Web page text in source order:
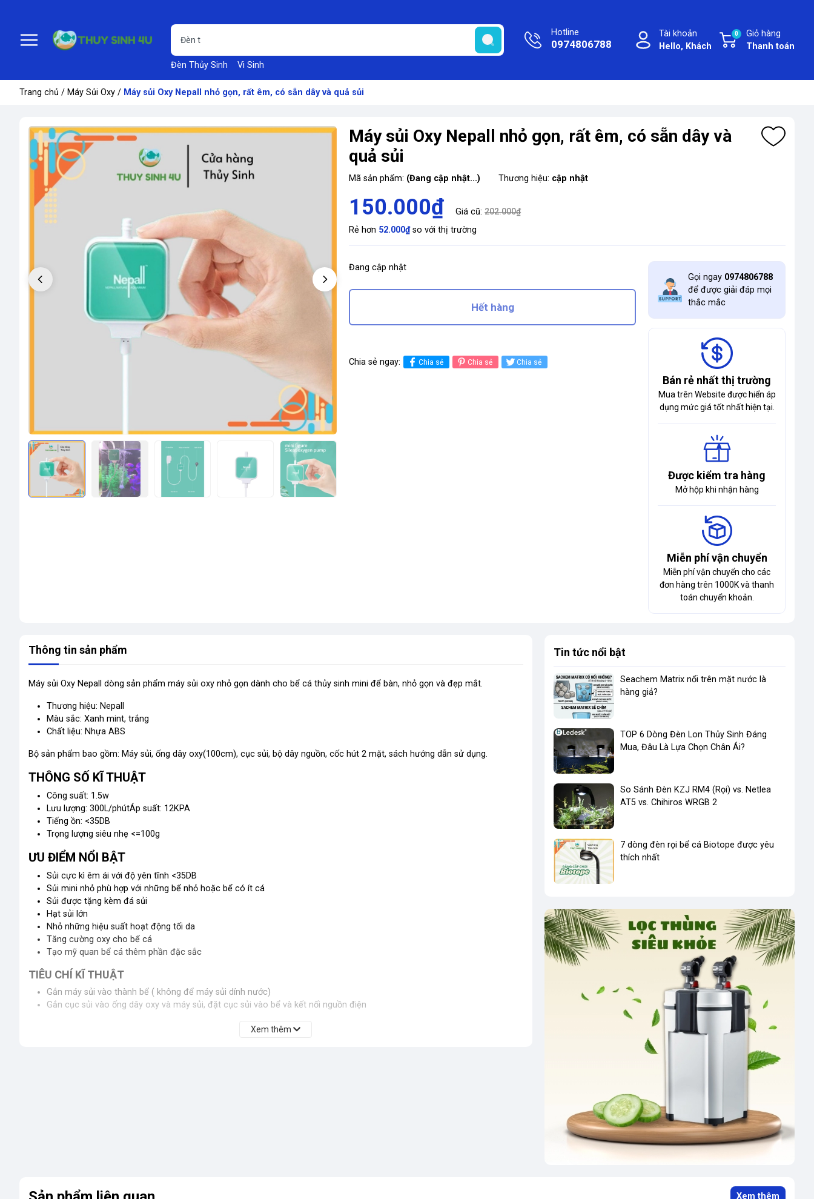
Đèn Thủy Sinh Vi Sinh
Hotline
0974806788
Tài khoản
Hello, Khách
Giỏ hàng
Thanh toán
0
Trang chủ / Máy Sủi Oxy / Máy sủi Oxy Nepall nhỏ gọn, rất êm, có sẵn dây và quả sủi
Máy sủi Oxy Nepall nhỏ gọn, rất êm, có sẵn dây và
quả sủi
Mã sản phẩm: (Đang cập nhật...) Thương hiệu: cập nhật
150.000₫ Giá cũ:202.000₫
Rẻ hơn 52.000₫so với thị trường
Đang cập nhật
Hết hàng
Chia sẻ ngay: Chia sẻ Chia sẻ Chia sẻ
Gọi ngay 0974806788
để được giải đáp mọi
thắc mắc
Bán rẻ nhất thị trường
Mua trên Website được hiển áp
dụng mức giá tốt nhất hiện tại.
Được kiểm tra hàng
Mở hộp khi nhận hàng
Miễn phí vận chuyển
Miễn phí vận chuyển cho các
đơn hàng trên 1000K và thanh
toán chuyển khoản.
Thông tin sản phẩm
Máy sủi Oxy Nepall dòng sản phẩm máy sủi oxy nhỏ gọn dành cho bể cá thủy sinh mini để bàn, nhỏ gọn và đẹp mắt.
Thương hiệu: Nepall
Màu sắc: Xanh mint, trắng
Chất liệu: Nhựa ABS
Bộ sản phẩm bao gồm: Máy sủi, ống dây oxy(100cm), cục sủi, bộ dây nguồn, cốc hút 2 mặt, sách hướng dẫn sử dụng.
THÔNG SỐ KĨ THUẬT
Công suất: 1.5w
Lưu lượng: 300L/phútÁp suất: 12KPA
Tiếng ồn: <35DB
Trọng lượng siêu nhẹ <=100g
ƯU ĐIỂM NỔI BẬT
Sủi cực kì êm ái với độ yên tĩnh <35DB
Sủi mini nhỏ phù hợp với những bể nhỏ hoặc bể có ít cá
Sủi được tặng kèm đá sủi
Hạt sủi lớn
Nhỏ những hiệu suất hoạt động tối da
Tăng cường oxy cho bể cá
Tạo mỹ quan bể cá thêm phần đặc sắc
TIÊU CHÍ KĨ THUẬT
Gắn máy sủi vào thành bể ( không để máy sủi dính nước)
Gắn cục sủi vào ống dây oxy và máy sủi, đặt cục sủi vào bể và kết nối nguồn điện
Xem thêm
Tin tức nổi bật
Seachem Matrix nổi trên mặt nước là
hàng giả?
TOP 6 Dòng Đèn Lon Thủy Sinh Đáng
Mua, Đâu Là Lựa Chọn Chân Ái?
So Sánh Đèn KZJ RM4 (Rọi) vs. Netlea
AT5 vs. Chihiros WRGB 2
7 dòng đèn rọi bể cá Biotope được yêu
thích nhất
Xem thêm